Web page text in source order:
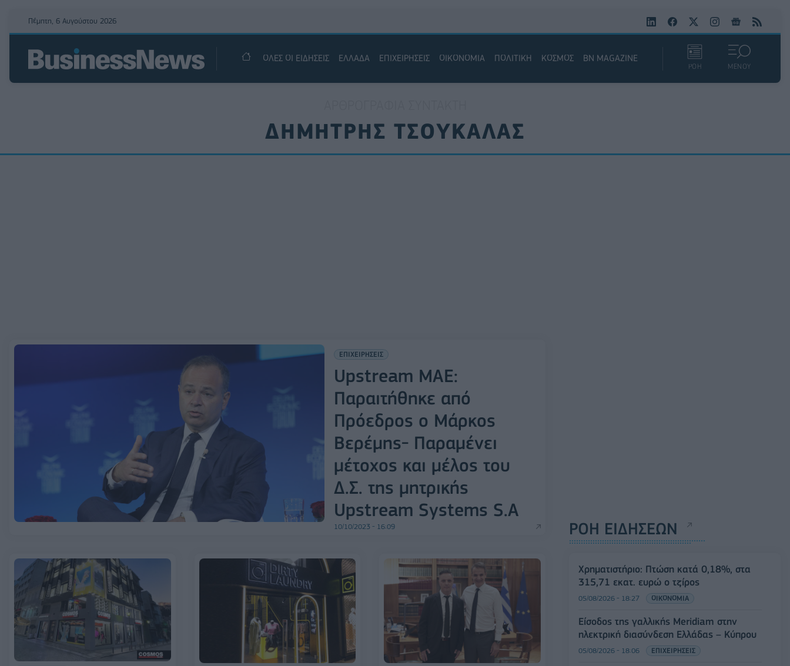
Πέμπτη, 6 Αυγούστου 2026
ΟΛΕΣ ΟΙ ΕΙΔΗΣΕΙΣ ΕΛΛΑΔΑ ΕΠΙΧΕΙΡΗΣΕΙΣ ΟΙΚΟΝΟΜΙΑ ΠΟΛΙΤΙΚΗ ΚΟΣΜΟΣ BN MAGAZINE
ΡΟΗ ΜΕΝΟΥ
ΔΗΜΉΤΡΗΣ ΤΣΟΥΚΑΛΆΣ
ΕΠΙΧΕΙΡΗΣΕΙΣ
Upstream ΜΑΕ:
Παραιτήθηκε από
Πρόεδρος ο Μάρκος
Βερέμης- Παραμένει
μέτοχος και μέλος του
Δ.Σ. της μητρικής
Upstream Systems S.A
10/10/2023 - 16:09 ΡΟΗ ΕΙΔΗΣΕΩΝ
Χρηματιστήριο: Πτώση κατά 0,18%, στα
315,71 εκατ. ευρώ ο τζίρος
05/08/2026 - 18:27 ΟΙΚΟΝΟΜΙΑ
Είσοδος της γαλλικής Meridiam στην
ηλεκτρική διασύνδεση Ελλάδας – Κύπρου
05/08/2026 - 18:06 ΕΠΙΧΕΙΡΗΣΕΙΣ